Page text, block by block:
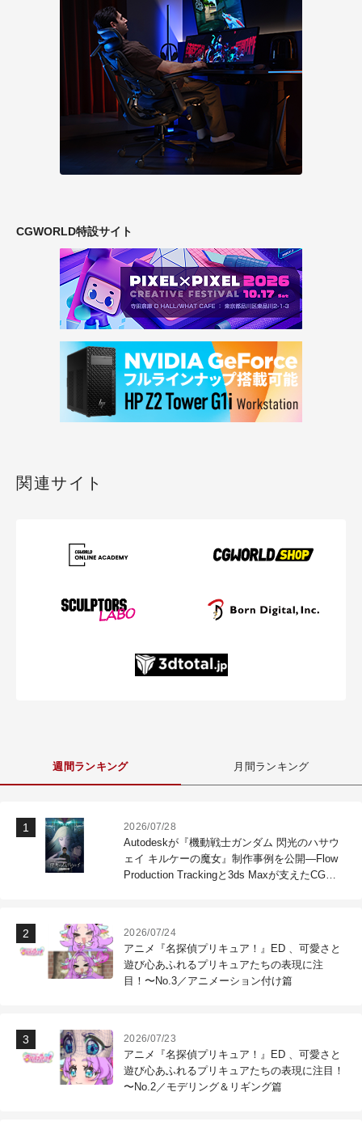
CGWORLD特設サイト
関連サイト
週間ランキング 月間ランキング
2026/07/28
Autodeskが『機動戦士ガンダム 閃光のハサウ
ェイ キルケーの魔女』制作事例を公開―Flow
Production Trackingと3ds Maxが支えたCG制
2026/07/24
アニメ『名探偵プリキュア！』ED 、可愛さと
遊び心あふれるプリキュアたちの表現に注
目！〜No.3／アニメーション付け篇
2026/07/23
アニメ『名探偵プリキュア！』ED 、可愛さと
遊び心あふれるプリキュアたちの表現に注目！
〜No.2／モデリング＆リギング篇